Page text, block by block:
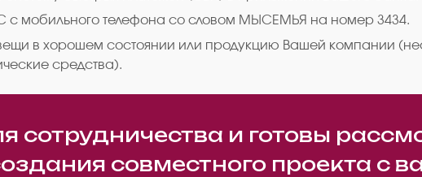
мобильного телефона со словом МЫСЕМЬЯ на номер 3434.
в хорошем состоянии или продукцию Вашей компании
средства).
сотрудничества и готовы
совместного проекта с